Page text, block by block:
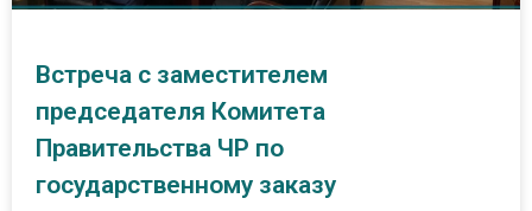
Встреча с заместителем
председателя Комитета
Правительства ЧР по
государственному заказу